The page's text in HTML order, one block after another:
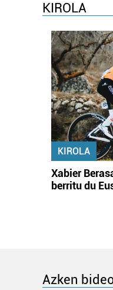
KIROLA
KIROLA
Xabier
berritu du
Azken